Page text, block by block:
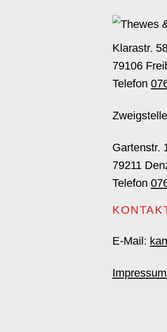
Klarastr.
79106
Telefon
Gartenstr.
79211
Telefon
E-Mail: